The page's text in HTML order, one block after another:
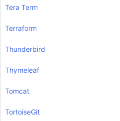
Tera Term
Terraform
Thunderbird
Thymeleaf
Tomcat
TortoiseGit